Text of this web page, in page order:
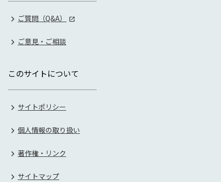
ご質問（Q&A）
ご意見・ご相談
このサイトについて
サイトポリシー
個人情報の取り扱い
著作権・リンク
サイトマップ